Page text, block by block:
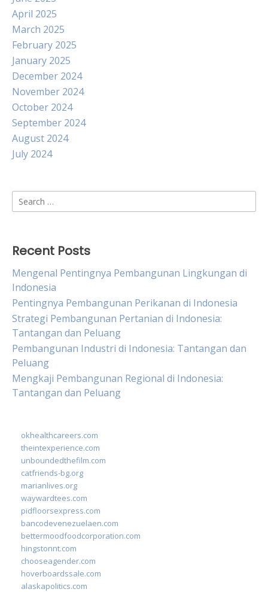
April 2025
March 2025
February 2025
January 2025
December 2024
November 2024
October 2024
September 2024
August 2024
July 2024
Search
for:
Recent Posts
Mengenal Pentingnya Pembangunan Lingkungan di
Indonesia
Pentingnya Pembangunan Perikanan di Indonesia
Strategi Pembangunan Pertanian di Indonesia:
Tantangan dan Peluang
Pembangunan Industri di Indonesia: Tantangan dan
Peluang
Mengkaji Pembangunan Regional di Indonesia:
Tantangan dan Peluang
okhealthcareers.com
theintexperience.com
unboundedthefilm.com
catfriends-bg.org
marianlives.org
waywardtees.com
pidfloorsexpress.com
bancodevenezuelaen.com
bettermoodfoodcorporation.com
hingstonnt.com
chooseagender.com
hoverboardssale.com
alaskapolitics.com